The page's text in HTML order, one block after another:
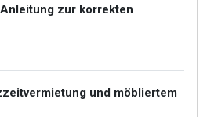
zur korrekten
und möbliertem